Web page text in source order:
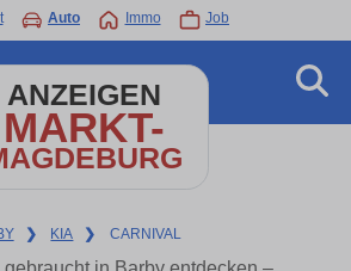
Auto Immo Job
ANZEIGEN
MARKT-
❯ KIA ❯ CARNIVAL